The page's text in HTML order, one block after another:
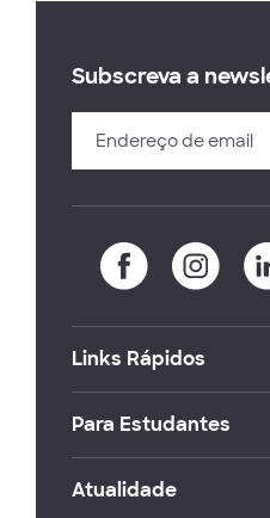
Subscreva a
Links Rápidos
Para Estudantes
Atualidade